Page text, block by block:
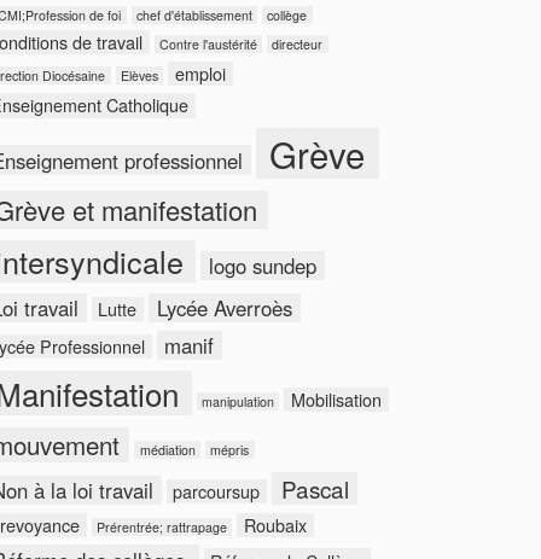
de foi
chef d'établissement collège
de travail Contre l'austérité
directeur
Diocésaine
Elèves
emploi
Catholique
professionnel Grève
et manifestation
logo sundep
travail
Lutte Lycée Averroès
Professionnel manif
manipulation Mobilisation
médiation mépris
à la loi travail parcoursup Pascal
Prérentrée; rattrapage Roubaix